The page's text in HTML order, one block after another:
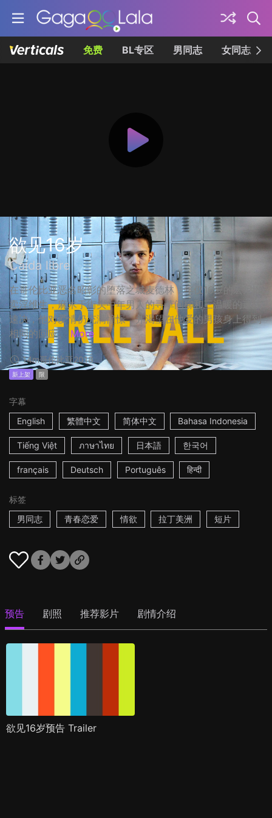
免费 BL专区 男同志 女同志
欲见16岁
Caída libre
在哥伦比亚恶名昭彰的堕落之城麦德林，年仅16岁的宏尼以
卖淫维生，麻木于街头中年男人的寻草问柳和三温暖的速战
速决，他对爱情仍充满憧憬，并渴望在他爱的男孩身上得到
相同的回应。
More
14m哥伦比亚2018
新上架 限
字幕
English
繁體中文 简体中文 Bahasa Indonesia
Tiếng Việt ภาษาไทย 日本語 한국어
français Deutsch Português हिन्दी
标签
男同志
青春恋爱 情欲 拉丁美洲 短片
预告 剧照 推荐影片 剧情介绍
欲见16岁预告 Trailer